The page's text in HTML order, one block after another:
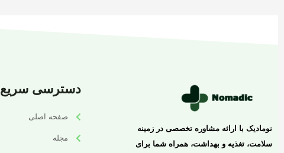
نومادیک با ارائه مشاوره تخصصی در زمینه
سلامت، تغذیه و بهداشت، همراه شما برای
دسترسی سریع
صفحه اصلی
مجله